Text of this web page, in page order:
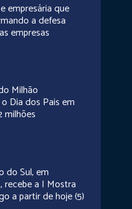
empresária que
a defesa
empresas
Milhão
Dia dos Pais em
milhões
do Sul, em
recebe a I Mostra
a partir de hoje (5)